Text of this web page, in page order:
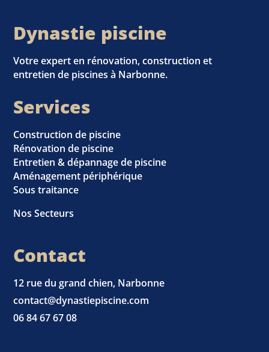
Dynastie piscine
Votre expert en rénovation, construction et
entretien de piscines à Narbonne.
Services
Construction de piscine
Rénovation de piscine
Entretien & dépannage de piscine
Aménagement périphérique
Sous traitance
Nos Secteurs
Contact
12 rue du grand chien, Narbonne
contact@dynastiepiscine.com
06 84 67 67 08